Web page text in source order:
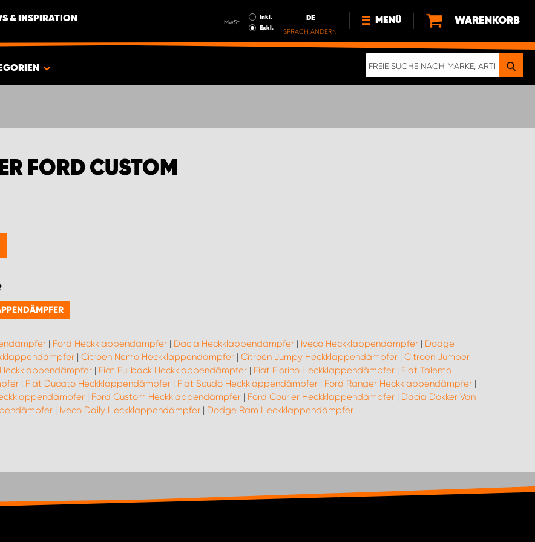
& INSPIRATION MwSt.
Inkl.
Exkl.
DE
SPRACH ÄNDERN
MENÜ
NEWS
WARENKORB
FORD CUSTOM
| Ford Heckklappendämpfer | Dacia Heckklappendämpfer | Iveco Heckklappendämpfer | Dodge
| Citroën Nemo Heckklappendämpfer| Citroën Jumpy Heckklappendämpfer| Citroën Jumper
| Fiat Fullback Heckklappendämpfer | Fiat Fiorino Heckklappendämpfer | Fiat Talento
| Fiat Ducato Heckklappendämpfer | Fiat Scudo Heckklappendämpfer | Ford Ranger Heckklappendämpfer |
| Ford Custom Heckklappendämpfer | Ford Courier Heckklappendämpfer | Dacia Dokker Van
| Iveco Daily Heckklappendämpfer| Dodge Ram Heckklappendämpfer